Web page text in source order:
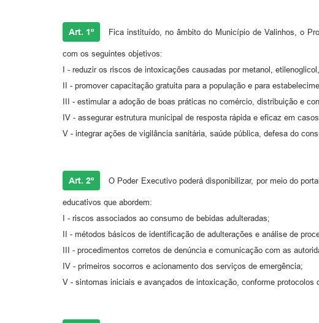
Art. 1º Fica instituído, no âmbito do Município de Valinhos, o
com os seguintes objetivos:
I - reduzir os riscos de intoxicações causadas por metanol,
II - promover capacitação gratuita para a população e para
III - estimular a adoção de boas práticas no comércio, distribuição e
IV - assegurar estrutura municipal de resposta rápida e eficaz em
V - integrar ações de vigilância sanitária, saúde pública, defesa do
Art. 2º O Poder Executivo poderá disponibilizar, por meio do
educativos que abordem:
I - riscos associados ao consumo de bebidas adulteradas;
II - métodos básicos de identificação de adulterações e análise de
III - procedimentos corretos de denúncia e comunicação com as
IV - primeiros socorros e acionamento dos serviços de emergência;
V - sintomas iniciais e avançados de intoxicação, conforme protocolos